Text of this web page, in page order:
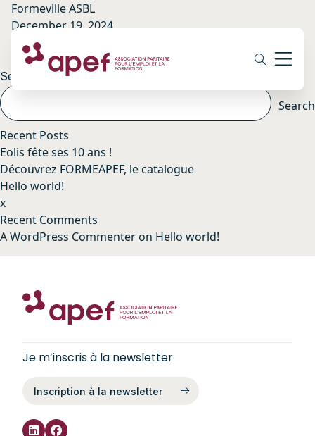
Formeville ASBL
December 19, 2024
ByMaximilien Cuffolo
Posts
navigation
Newer posts
Search
Search
Recent Posts
Eolis fête ses 10 ans !
Découvrez FORMEAPEF, le catalogue
Hello world!
x
Recent Comments
A WordPress Commenteron Hello world!
Je m’inscris à la newsletter
Inscription à la newsletter